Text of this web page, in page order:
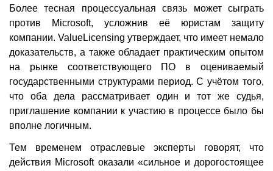
Более тесная процессуальная связь может сыграть
против Microsoft, усложнив её юристам защиту
компании. ValueLicensing утверждает, что имеет немало
доказательств, а также обладает практическим опытом
на рынке соответствующего ПО в оцениваемый
государственными структурами период. С учётом того,
что оба дела рассматривает один и тот же судья,
приглашение компании к участию в процессе было бы
вполне логичным.
Тем временем отраслевые эксперты говорят, что
действия Microsoft оказали «сильное и дорогостоящее